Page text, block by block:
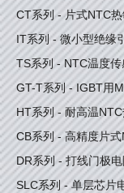
CT系列 - 片式NTC
IT系列 - 微小型绝缘
TS系列 - NTC温度传
GT-T系列 - IGBT用
HT系列 - 耐高温
CB系列 - 高精度片
DR系列 - 打线门极电
SLC系列 - 单层芯片